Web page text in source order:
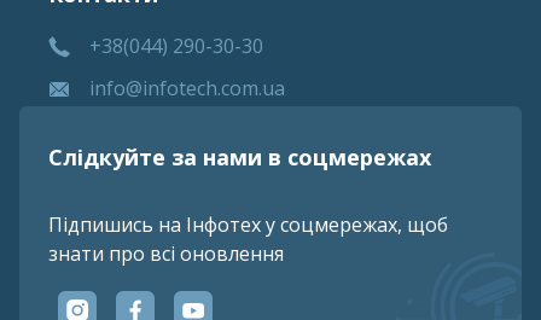
+38(044) 290-30-30
info@infotech.com.ua
Слідкуйте за нами в соцмережах
Підпишись на Інфотех у соцмережах, щоб
знати про всі оновлення